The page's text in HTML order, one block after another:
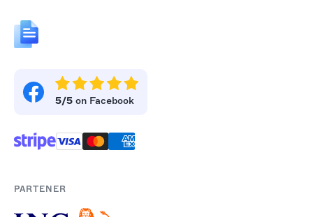
5/5 on Facebook
PARTENER